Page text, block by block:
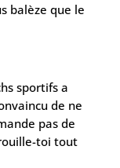
balèze que le
sportifs a
de ne
pas de
toi tout